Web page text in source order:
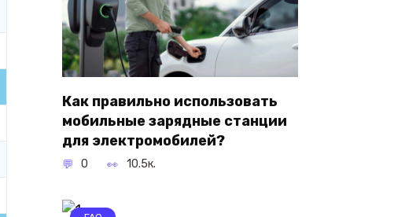
Как правильно использовать
мобильные зарядные станции
для электромобилей?
0 10.5к.